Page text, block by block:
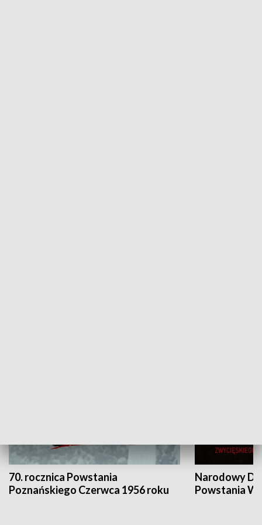
70. rocznica Powstania
Poznańskiego Czerwca 1956 roku
Narodowy
Powstania